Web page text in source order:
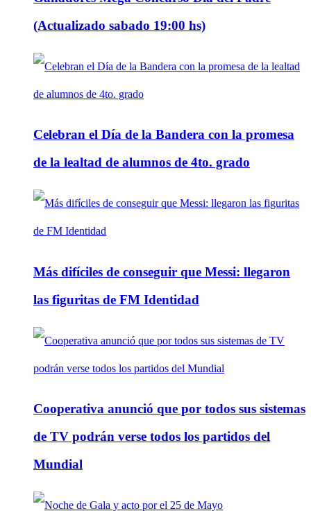
(Actualizado sabado 19:00 hs)
Celebran el Día de la Bandera con la promesa
de la lealtad de alumnos de 4to. grado
Más difíciles de conseguir que Messi: llegaron
las figuritas de FM Identidad
Cooperativa anunció que por todos sus sistemas
de TV podrán verse todos los partidos del
Mundial